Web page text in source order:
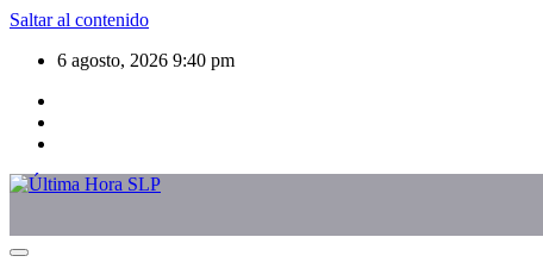
Saltar al contenido
6 agosto, 2026 9:40 pm